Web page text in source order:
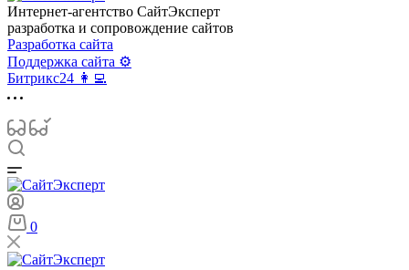
Интернет-агентство СайтЭксперт
разработка и сопровождение сайтов
Разработка сайта
Поддержка сайта ⚙️
Битрикс24 👩‍💻
0